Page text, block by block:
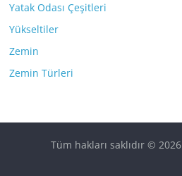
Yatak Odası Çeşitleri
Yükseltiler
Zemin
Zemin Türleri
Tüm hakları saklıdır © 2026